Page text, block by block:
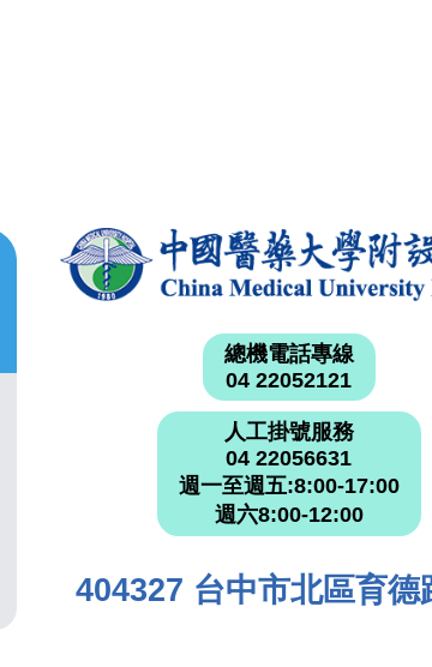
總機電話專線
04 22052121
人工掛號服務
04 22056631
週一至週五:8:00-17:00
週六8:00-12:00
404327 台中市北區育德